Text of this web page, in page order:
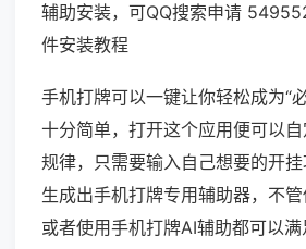
辅助安装，可QQ搜索申请
件安装教程
手机打牌可以一键让你轻松成为“
十分简单，打开这个应用便可以
规律，只需要输入自己想要的开
生成出手机打牌专用辅助器，不
或者使用手机打牌AI辅助都可以满